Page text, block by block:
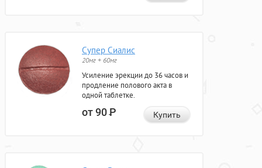
Супер Сиалис
20мг + 60мг
Усиление эрекции до 36 часов и
продление полового акта в
одной таблетке.
от 90Р Купить